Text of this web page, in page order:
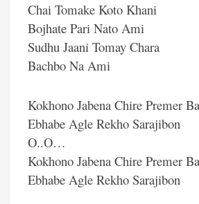
Chai Tomake Koto Khani
Bojhate Pari Nato Ami
Sudhu Jaani Tomay Chara
Bachbo Na Ami
Kokhono Jabena Chire Premer
Ebhabe Agle Rekho Sarajibon
O..O…
Kokhono Jabena Chire Premer
Ebhabe Agle Rekho Sarajibon